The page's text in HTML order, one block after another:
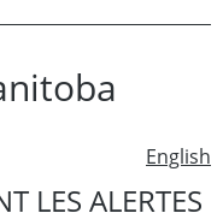
English
LES ALERTES